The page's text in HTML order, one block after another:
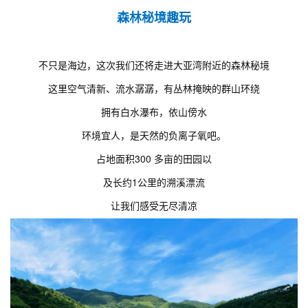
森林秘境趣玩
不只是海边，这次我们还将走进大亚湾附近的森林秘境
这里空气清新、流水潺潺，有丛林掩映的群山环绕
拥有白水瀑布，依山傍水
环境宜人，是天然的负离子氧吧。
占地面积300 多亩的田园以
及长约1公里的溯溪漂流
让我们感受无尽清凉